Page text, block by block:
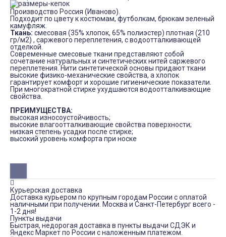
Производство Россия (Иваново).
Подходит по цвету к костюмам, футболкам, брюкам зеленый
камуфляж.
Ткань: смесовая (35% хлопок, 65% полиэстер) плотная (210
гр/м2) , саржевого переплетения, с водоотталкивающей
отделкой.
Современные смесовые ткани представляют собой
сочетание натуральных и синтетических нитей саржевого
переплетения. Нити синтетической основы придают ткани
высокие физико-механические свойства, а хлопок
гарантирует комфорт и хорошие гигиенические показатели.
При многократной стирке ухудшаются водоотталкивающие
свойства.
ПРЕИМУЩЕСТВА:
высокая износоустойчивость;
высокие влагоотталкивающие свойства поверхности;
низкая степень усадки после стирке;
высокий уровень комфорта при носке
Курьерская доставка
Доставка курьером по крупным городам России с оплатой
наличными при получении. Москва и Санкт-Петербург всего -
1-2 дня!
Пункты выдачи
Быстрая, недорогая доставка в пункты выдачи СДЭК и
Яндекс Маркет по России с наложенным платежом.